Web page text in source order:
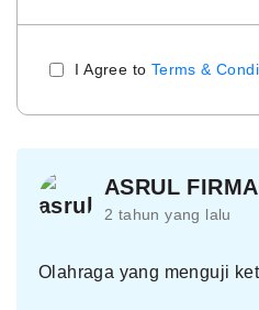
I Agree to Terms &
ASRUL
2 tahun yang lalu
Olahraga yang menguji